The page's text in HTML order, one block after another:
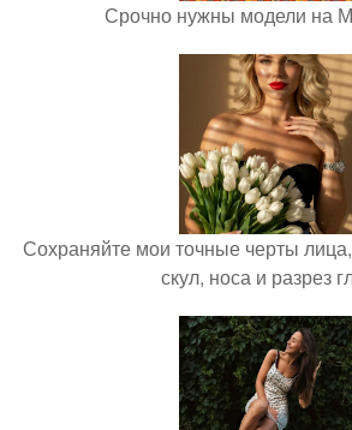
Срочно нужны модели
Сохраняйте мои точные черты
скул, носа и разрез